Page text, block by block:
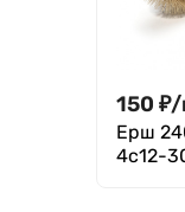
150 ₽/
Ерш
4с12-